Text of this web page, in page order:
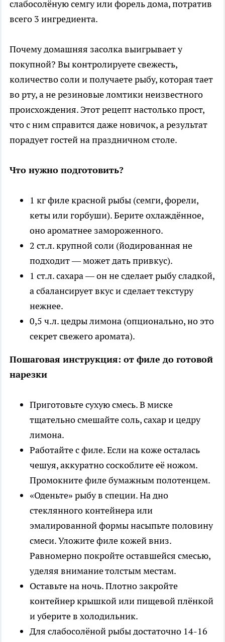
слабосолёную семгу или форель дома, потратив
всего 3 ингредиента.
Почему домашняя засолка выигрывает у
покупной? Вы контролируете свежесть,
количество соли и получаете рыбу, которая тает
во рту, а не резиновые ломтики неизвестного
происхождения. Этот рецепт настолько прост,
что с ним справится даже новичок, а результат
порадует гостей на праздничном столе.
Что нужно подготовить?
1 кг филе красной рыбы (семги, форели,
кеты или горбуши). Берите охлаждённое,
оно ароматнее замороженного.
2 ст.л. крупной соли (йодированная не
подходит — может дать привкус).
1 ст.л. сахара — он не сделает рыбу сладкой,
а сбалансирует вкус и сделает текстуру
нежнее.
0,5 ч.л. цедры лимона (опционально, но это
секрет свежего аромата).
Пошаговая инструкция: от филе до готовой
нарезки
Приготовьте сухую смесь. В миске
тщательно смешайте соль, сахар и цедру
лимона.
Работайте с филе. Если на коже осталась
чешуя, аккуратно соскоблите её ножом.
Промокните филе бумажным полотенцем.
«Оденьте» рыбу в специи. На дно
стеклянного контейнера или
эмалированной формы насыпьте половину
смеси. Уложите филе кожей вниз.
Равномерно покройте оставшейся смесью,
уделяя внимание толстым местам.
Оставьте на ночь. Плотно закройте
контейнер крышкой или пищевой плёнкой
и уберите в холодильник.
Для слабосолёной рыбы достаточно 14-16